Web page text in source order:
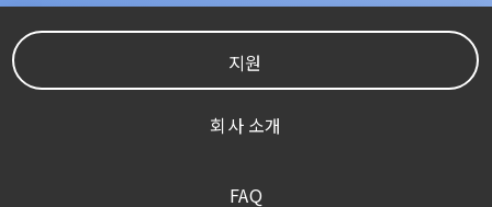
지원
회사 소개
FAQ